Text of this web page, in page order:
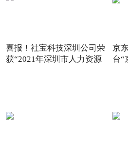
喜报！社宝科技深圳公司荣
获“2021年深圳市人力资源
京
台“